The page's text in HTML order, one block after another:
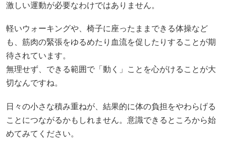
激しい運動が必要なわけではありません。
軽いウォーキングや、椅子に座ったままできる体操など
も、筋肉の緊張をゆるめたり血流を促したりすることが期
待されています。
無理せず、できる範囲で「動く」ことを心がけることが大
切なんですね。
日々の小さな積み重ねが、結果的に体の負担をやわらげる
ことにつながるかもしれません。意識できるところから始
めてみてください。